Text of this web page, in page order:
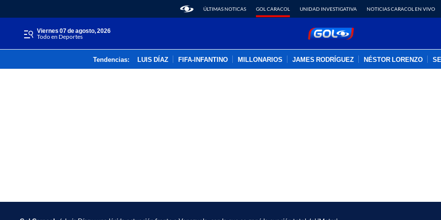
ÚLTIMAS NOTICAS GOL CARACOL UNIDAD INVESTIGATIVA NOTICIAS CARACOL EN VIVO
viernes 07 de agosto, 2026
Todo en Deportes
Tendencias: LUIS DÍAZ FIFA-INFANTINO MILLONARIOS JAMES RODRÍGUEZ NÉSTOR LORENZO